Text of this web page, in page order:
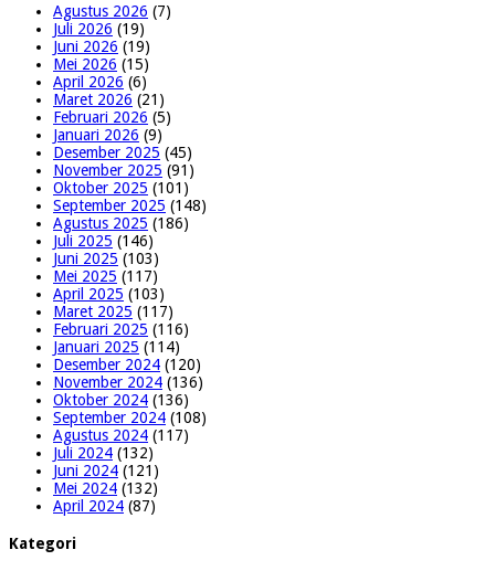
Agustus 2026 (7)
Juli 2026 (19)
Juni 2026 (19)
Mei 2026 (15)
April 2026 (6)
Maret 2026 (21)
Februari 2026 (5)
Januari 2026 (9)
Desember 2025 (45)
November 2025 (91)
Oktober 2025 (101)
September 2025 (148)
Agustus 2025 (186)
Juli 2025 (146)
Juni 2025 (103)
Mei 2025 (117)
April 2025 (103)
Maret 2025 (117)
Februari 2025 (116)
Januari 2025 (114)
Desember 2024 (120)
November 2024 (136)
Oktober 2024 (136)
September 2024 (108)
Agustus 2024 (117)
Juli 2024 (132)
Juni 2024 (121)
Mei 2024 (132)
April 2024 (87)
Kategori